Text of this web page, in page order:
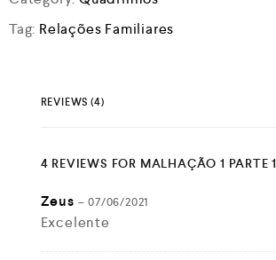
Tag: Relações Familiares
REVIEWS (4)
4 REVIEWS FOR MALHAÇÃO 1 PARTE 1
Zeus – 07/06/2021
Excelente